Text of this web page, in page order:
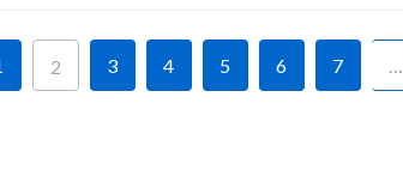
2 3 4 5 6 7 …